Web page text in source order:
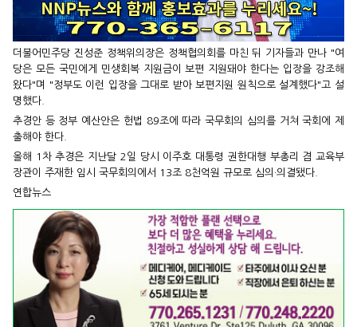
더불어민주당 진성준 정책위의장은 정책협의회를 마친 뒤 기자들과 만나 "여
당은 모든 국민에게 민생회복 지원금이 보편 지원돼야 한다는 입장을 강조해
왔다"며 "정부도 이런 입장을 그대로 받아 보편지원 원칙으로 설계했다"고 설
명했다.
추경안 등 정부 예산안은 헌법 89조에 따라 국무회의 심의를 거쳐 국회에 제
출해야 한다.
올해 1차 추경은 지난달 2일 당시 이주호 대통령 권한대행 부총리 겸 교육부
장관이 주재한 임시 국무회의에서 13조 8천억원 규모로 심의·의결됐다.
연합뉴스